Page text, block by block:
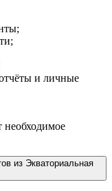
и личные
необходимое
из Экваториальная